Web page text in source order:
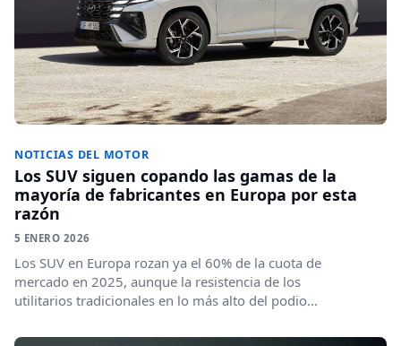
NOTICIAS DEL MOTOR
Los SUV siguen copando las gamas de la
mayoría de fabricantes en Europa por esta
razón
5 ENERO 2026
Los SUV en Europa rozan ya el 60% de la cuota de
mercado en 2025, aunque la resistencia de los
utilitarios tradicionales en lo más alto del podio...